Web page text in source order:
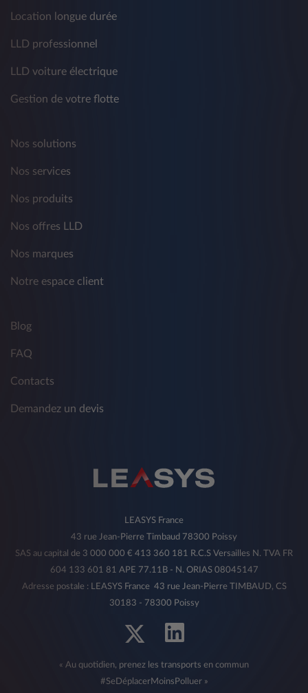
Location longue durée
LLD professionnel
LLD voiture électrique
Gestion de votre flotte
Nos solutions
Nos services
Nos produits
Nos offres LLD
Nos marques
Notre espace client
Blog
FAQ
Contacts
Demandez un devis
LEASYS France
43 rue Jean-Pierre Timbaud 78300 Poissy
SAS au capital de 3 000 000 € 413 360 181 R.C.S Versailles N. TVA FR
604 133 601 81 APE 77.11B - N. ORIAS 08045147
Adresse postale : LEASYS France 43 rue Jean-Pierre TIMBAUD, CS
30183 - 78300 Poissy
« Au quotidien, prenez les transports en commun
#SeDéplacerMoinsPolluer »